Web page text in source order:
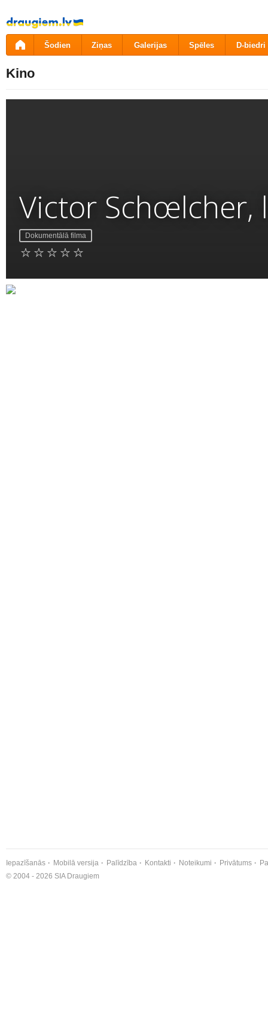
Pāriet
uz
saturu
Šodien Ziņas Galerijas Spēles D-biedri
Kino
Victor Schœlcher,
Dokumentālā filma
Iepazīšanās Mobilā versija Palīdzība Kontakti Noteikumi Privātums
© 2004 - 2026 SIA Draugiem